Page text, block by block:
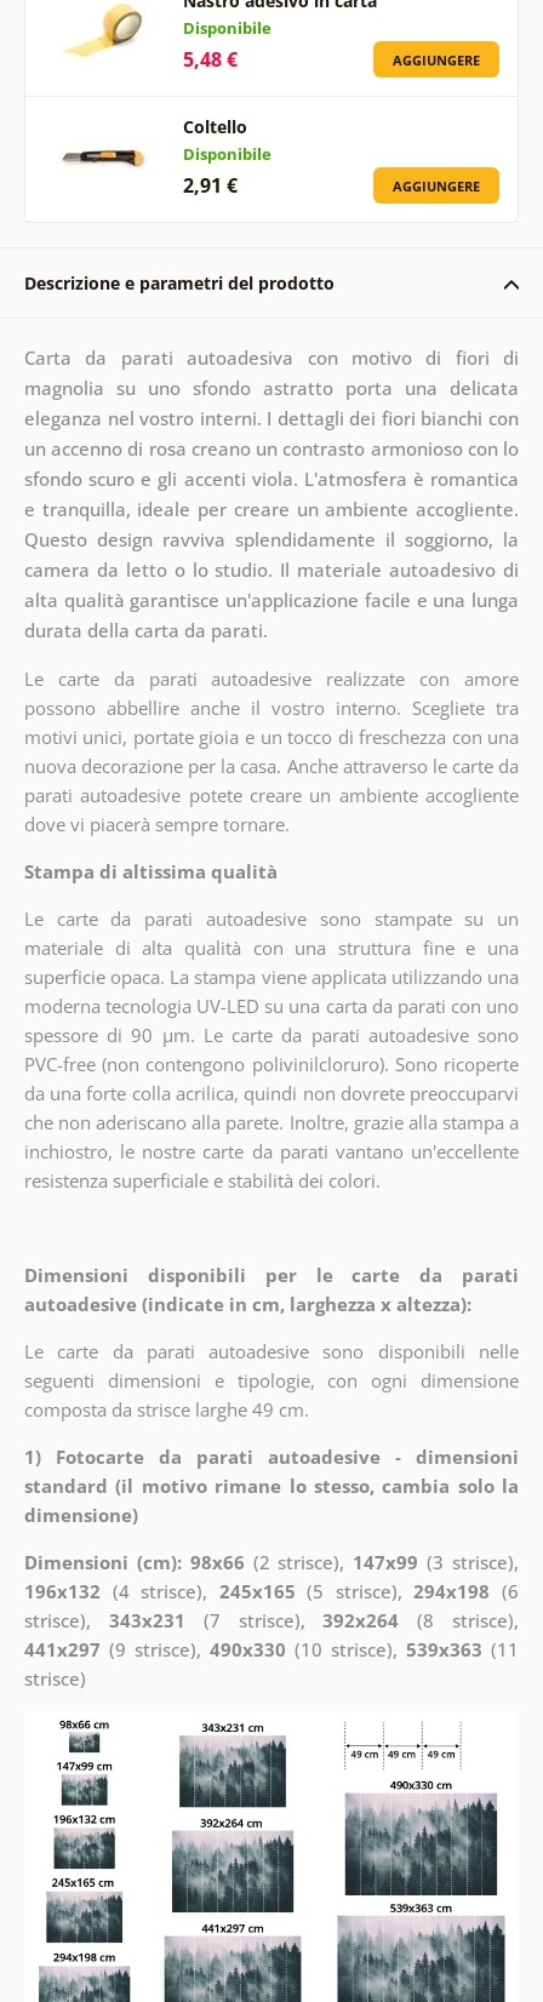
Disponibile
5,48 € AGGIUNGERE
Coltello
Disponibile
2,91 € AGGIUNGERE
Descrizione e parametri del prodotto
Carta da parati autoadesiva con motivo di fiori di
magnolia su uno sfondo astratto porta una delicata
eleganza nel vostro interni. I dettagli dei fiori bianchi con
un accenno di rosa creano un contrasto armonioso con lo
sfondo scuro e gli accenti viola. L'atmosfera è romantica
e tranquilla, ideale per creare un ambiente accogliente.
Questo design ravviva splendidamente il soggiorno, la
camera da letto o lo studio. Il materiale autoadesivo di
alta qualità garantisce un'applicazione facile e una lunga
durata della carta da parati.
Le carte da parati autoadesive realizzate con amore
possono abbellire anche il vostro interno. Scegliete tra
motivi unici, portate gioia e un tocco di freschezza con una
nuova decorazione per la casa. Anche attraverso le carte da
parati autoadesive potete creare un ambiente accogliente
dove vi piacerà sempre tornare.
Stampa di altissima qualità
Le carte da parati autoadesive sono stampate su un
materiale di alta qualità con una struttura fine e una
superficie opaca. La stampa viene applicata utilizzando una
moderna tecnologia UV-LED su una carta da parati con uno
spessore di 90 µm. Le carte da parati autoadesive sono
PVC-free (non contengono polivinilcloruro). Sono ricoperte
da una forte colla acrilica, quindi non dovrete preoccuparvi
che non aderiscano alla parete. Inoltre, grazie alla stampa a
inchiostro, le nostre carte da parati vantano un'eccellente
resistenza superficiale e stabilità dei colori.
Dimensioni disponibili per le carte da parati
autoadesive (indicate in cm, larghezza x altezza):
Le carte da parati autoadesive sono disponibili nelle
seguenti dimensioni e tipologie, con ogni dimensione
composta da strisce larghe 49 cm.
1) Fotocarte da parati autoadesive - dimensioni
standard (il motivo rimane lo stesso, cambia solo la
dimensione)
Dimensioni (cm): 98x66 (2 strisce), 147x99 (3 strisce),
196x132 (4 strisce), 245x165 (5 strisce),294x198 (6
strisce), 343x231 (7 strisce),392x264 (8 strisce),
441x297 (9 strisce), 490x330 (10 strisce),539x363 (11
strisce)